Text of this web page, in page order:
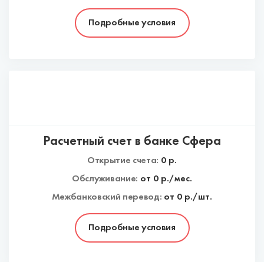
Подробные условия
Подробные условия
Расчетный счет в банке Сфера
Открытие счета: 0 р.
Обслуживание: от 0р./мес.
Межбанковский перевод: от 0 р./шт.